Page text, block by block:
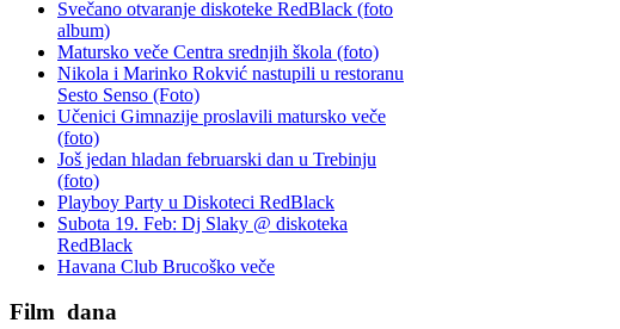
Svečano otvaranje diskoteke RedBlack (foto
album)
Matursko veče Centra srednjih škola (foto)
Nikola i Marinko Rokvić nastupili u restoranu
Sesto Senso (Foto)
Učenici Gimnazije proslavili matursko veče
(foto)
Još jedan hladan februarski dan u Trebinju
(foto)
Playboy Party u Diskoteci RedBlack
Subota 19. Feb: Dj Slaky @ diskoteka
RedBlack
Havana Club Brucoško veče
Film dana